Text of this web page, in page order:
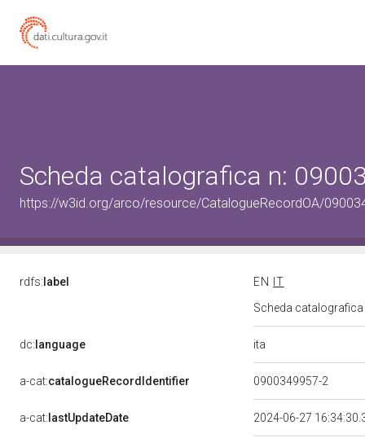
Scheda catalografica n:
https://w3id.org/arco/resource/CatalogueRecordOA/
rdfs: label EN
IT
Scheda
dc: language ita
a-cat:catalogueRecordIdentifier 0900349957-2
a-cat: lastUpdateDate 2024-06-27